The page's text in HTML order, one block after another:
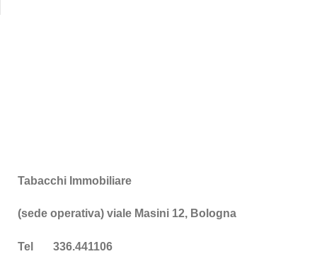
Tabacchi Immobiliare
(sede operativa) viale Masini 12, Bologna
Tel 336.441106